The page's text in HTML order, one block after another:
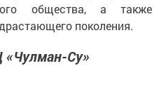
общества, а также
поколения.
Су»